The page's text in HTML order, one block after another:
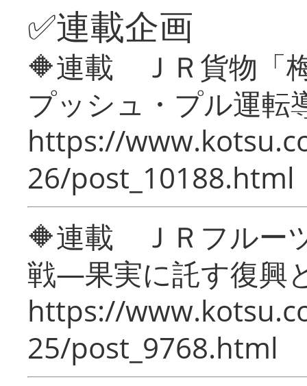
✅連載企画
🔶連載 ＪＲ貨物「
プッシュ・プル運転
https://
26/post_10188.html
🔶連載 ＪＲフルー
戦―果実に託す復興
https://
25/post_9768.html